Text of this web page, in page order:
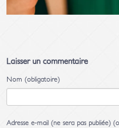
Laisser un commentaire
Nom (obligatoire)
Adresse e-mail (ne sera pas publiée)